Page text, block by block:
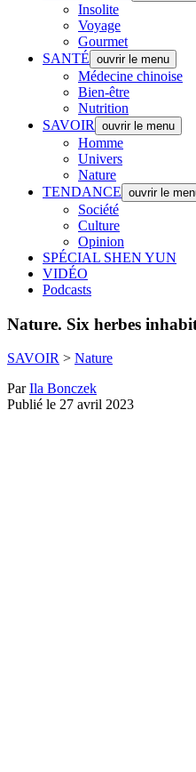
Insolite
Voyage
Gourmet
SANTÉ ouvrir le menu
Médecine chinoise
Bien-être
Nutrition
SAVOIR
ouvrir le menu
Homme
Univers
Nature
TENDANCE ouvrir le
Société
Culture
Opinion
SPÉCIAL SHEN YUN
VIDÉO
Podcasts
Nature. Six herbes
SAVOIR > Nature
ParIla Bonczek
Publié le 27 avril 2023